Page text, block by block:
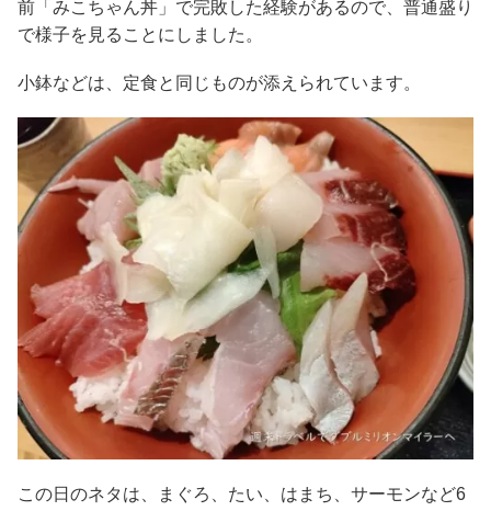
前「みこちゃん丼」で完敗した経験があるので、普通盛り
で様子を見ることにしました。
小鉢などは、定食と同じものが添えられています。
この日のネタは、まぐろ、たい、はまち、サーモンなど6